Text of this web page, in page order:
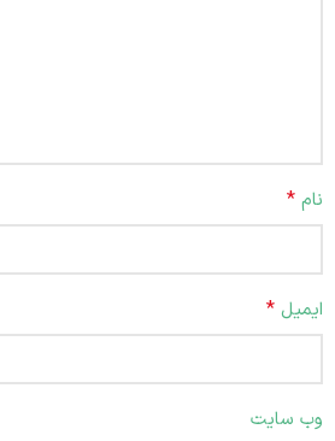
نام *
ایمیل *
وب‌ سایت